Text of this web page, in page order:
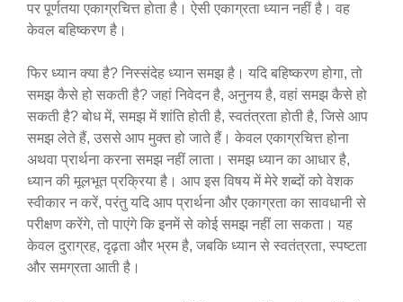
पर पूर्णतया एकाग्रचित्त होता है। ऐसी एकाग्रता ध्यान नहीं है। वह
केवल बहिष्करण है।
फिर ध्यान क्या है? निस्संदेह ध्यान समझ है। यदि बहिष्करण होगा, तो
समझ कैसे हो सकती है? जहां निवेदन है, अनुनय है, वहां समझ कैसे हो
सकती है? बोध में, समझ में शांति होती है, स्वतंत्रता होती है, जिसे आप
समझ लेते हैं, उससे आप मुक्त हो जाते हैं। केवल एकाग्रचित्त होना
अथवा प्रार्थना करना समझ नहीं लाता। समझ ध्यान का आधार है,
ध्यान की मूलभूत प्रक्रिया है। आप इस विषय में मेरे शब्दों को वेशक
स्वीकार न करें, परंतु यदि आप प्रार्थना और एकाग्रता का सावधानी से
परीक्षण करेंगे, तो पाएंगे कि इनमें से कोई समझ नहीं ला सकता। यह
केवल दुराग्रह, दृढ़ता और भ्रम है, जबकि ध्यान से स्वतंत्रता, स्पष्टता
और समग्रता आती है।